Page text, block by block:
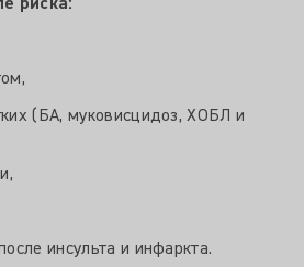
риска:
(БА, муковисцидоз, ХОБЛ и
инсульта и инфаркта.